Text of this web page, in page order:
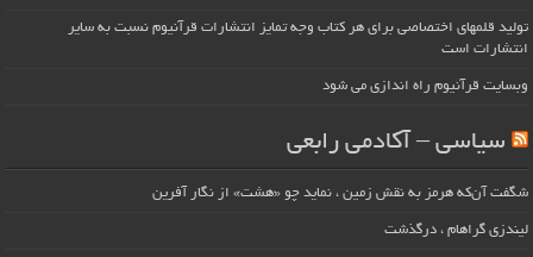
تولید قلمهای اختصاصی برای هر کتاب وجه تمایز انتشارات قرآنیوم نسبت به سایر
انتشارات است
وبسایت قرآنیوم راه اندازی می شود
سیاسی – آکادمی رابعی
شگفت آن‌که هرمز به نقش زمین ، نماید چو «هشت» از نگار آفرین
لیندزی گراهام ، درگذشت